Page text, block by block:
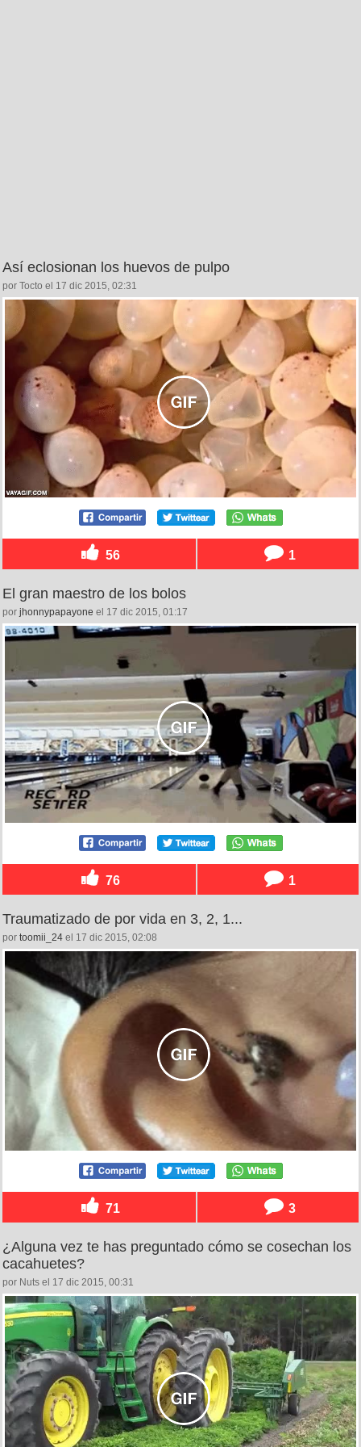
Así eclosionan los huevos de pulpo
por Tocto el 17 dic 2015, 02:31
56 1
El gran maestro de los bolos
por jhonnypapayone el 17 dic 2015, 01:17
76 1
Traumatizado de por vida en 3, 2, 1...
por toomii_24 el 17 dic 2015, 02:08
71 3
¿Alguna vez te has preguntado cómo se cosechan los
cacahuetes?
por Nuts el 17 dic 2015, 00:31